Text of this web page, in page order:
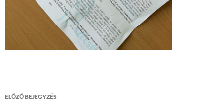
Bejegyzés
ELŐZŐ BEJEGYZÉS